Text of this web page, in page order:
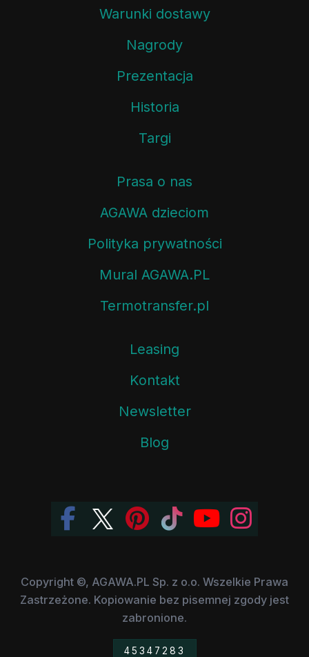
Warunki dostawy
Nagrody
Prezentacja
Historia
Targi
Prasa o nas
AGAWA dzieciom
Polityka prywatności
Mural AGAWA.PL
Termotransfer.pl
Leasing
Kontakt
Newsletter
Blog
Copyright ©, AGAWA.PL Sp. z o.o. Wszelkie Prawa
Zastrzeżone. Kopiowanie bez pisemnej zgody jest
zabronione.
45347283